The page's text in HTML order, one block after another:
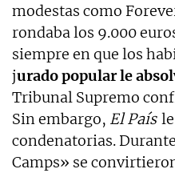
modestas como
rondaba los 9.000
siempre en que los
jurado popular le
Tribunal Supremo
Sin embargo, El País
condenatorias.
Camps» se